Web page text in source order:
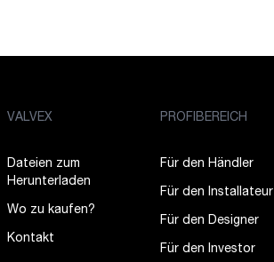
VALVEX
Dateien zum
Herunterladen
Wo zu kaufen?
Kontakt
PROFIBEREICH
Für den Händler
Für den Installateur
Für den Designer
Für den Investor